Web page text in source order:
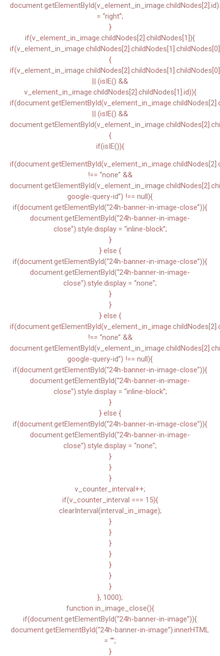
= “right”;
}
if(v_element_in_image.childNodes[2].childNodes[1]){
{
|| (isIE() &&
v_element_in_image.childNodes[2].childNodes[1].id)){
|| (isIE() &&
{
if(isIE()){
!== “none” &&
google-query-id”) !== null){
if(document.getElementById(“24h-banner-in-image-close”)){
document.getElementById(“24h-banner-in-image-
close”).style.display = “inline-block”;
}
} else {
if(document.getElementById(“24h-banner-in-image-close”)){
document.getElementById(“24h-banner-in-image-
close”).style.display = “none”;
}
}
} else {
!== “none” &&
google-query-id”) !== null){
if(document.getElementById(“24h-banner-in-image-close”)){
document.getElementById(“24h-banner-in-image-
close”).style.display = “inline-block”;
}
} else {
if(document.getElementById(“24h-banner-in-image-close”)){
document.getElementById(“24h-banner-in-image-
close”).style.display = “none”;
}
}
}
v_counter_interval++;
if(v_counter_interval === 15){
clearInterval(interval_in_image);
}
}
}
}
}
}
}
}, 1000);
function in_image_close(){
if(document.getElementById(“24h-banner-in-image”)){
document.getElementById(“24h-banner-in-image”).innerHTML
= “”;
}